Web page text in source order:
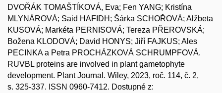
DVOŘÁK TOMAŠTÍKOVÁ, Eva; Fen YANG; Kristína
MLYNÁROVÁ; Said HAFIDH; Šárka SCHOŘOVÁ; Alžbeta
KUSOVÁ; Markéta PERNISOVÁ; Tereza PŘEROVSKÁ;
Božena KLODOVÁ; David HONYS; Jiří FAJKUS; Ales
PECINKA a Petra PROCHÁZKOVÁ SCHRUMPFOVÁ.
RUVBL proteins are involved in plant gametophyte
development. Plant Journal. Wiley, 2023, roč. 114, č. 2,
s. 325-337. ISSN 0960-7412. Dostupné z: